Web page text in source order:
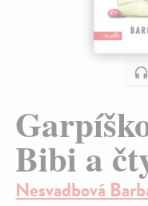
Bibi a
Nesvadbová